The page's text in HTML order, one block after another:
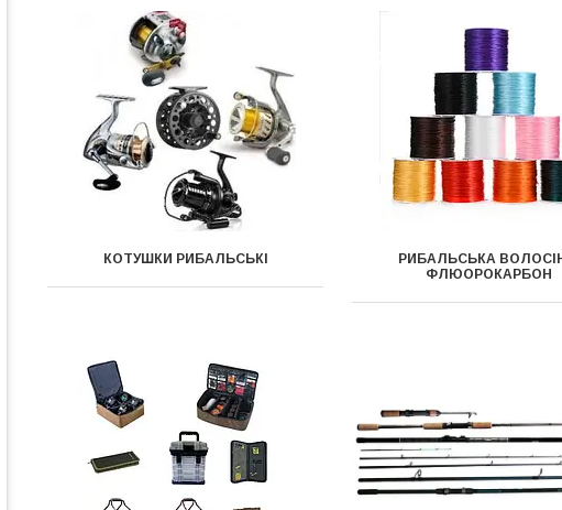
КОТУШКИ РИБАЛЬСЬКІ
РИБАЛЬСЬКА
ФЛЮОРОКАРБОН